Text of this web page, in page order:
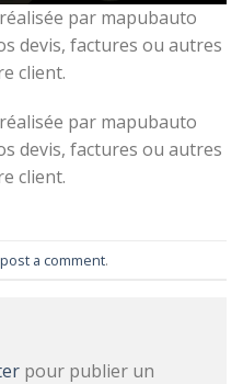
par mapubauto
devis, factures ou autres
client.
par mapubauto
devis, factures ou autres
client.
post a comment.
pour publier un